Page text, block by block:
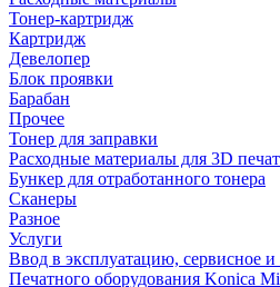
Тонер-картридж
Картридж
Девелопер
Блок проявки
Барабан
Прочее
Тонер для заправки
Расходные материалы для 3D
Бункер для отработанного тонера
Сканеры
Разное
Услуги
Ввод в эксплуатацию, сервисное
Печатного оборудования Konica